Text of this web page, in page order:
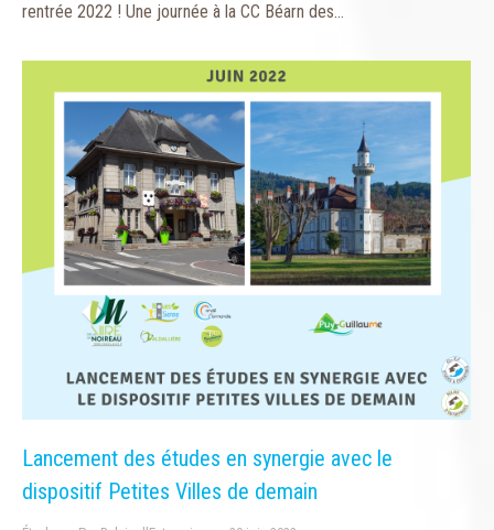
rentrée 2022 ! Une journée à la CC Béarn des…
Lancement des études en synergie avec le
dispositif Petites Villes de demain